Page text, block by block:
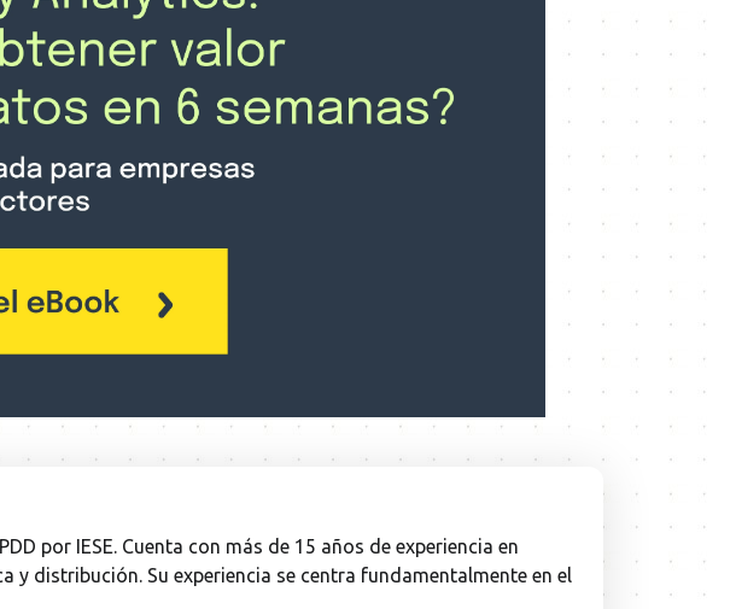
por IESE. Cuenta con más de 15 años de experiencia en
y distribución. Su experiencia se centra fundamentalmente en el